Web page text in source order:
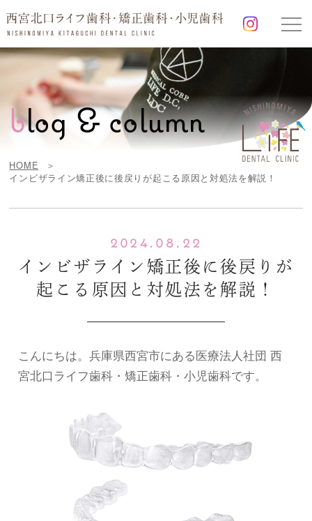
blog & column
HOME
インビザライン矯正後に後戻りが起こる原因と対処法を解説！
2024.08.22
インビザライン矯正後に後戻りが
起こる原因と対処法を解説！
こんにちは。兵庫県西宮市にある医療法人社団 西
宮北口ライフ歯科・矯正歯科・小児歯科です。